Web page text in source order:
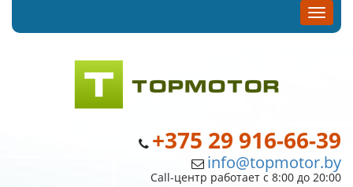
+375 29 916-66-39
info@topmotor.by
Call-центр работает с 8:00 до 20:00